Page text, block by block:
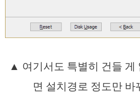
▲ 여기서도 특별히 건들 게
면 설치경로 정도만 바